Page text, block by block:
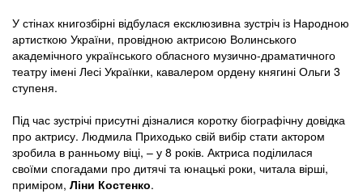
У стінах книгозбірні відбулася ексклюзивна зустріч із Народною
артисткою України, провідною актрисою Волинського
академічного українського обласного музично-драматичного
театру імені Лесі Українки, кавалером ордену княгині Ольги 3
ступеня.
Під час зустрічі присутні дізналися коротку біографічну довідка
про актрису. Людмила Приходько свій вибір стати актором
зробила в ранньому віці, – у 8 років. Актриса поділилася
своїми спогадами про дитячі та юнацькі роки, читала вірші,
приміром, Ліни Костенко.